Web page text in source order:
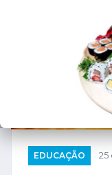
EDUCAÇÃO 25